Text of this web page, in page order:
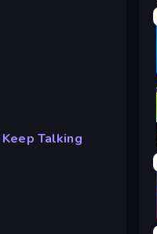
Keep Talking